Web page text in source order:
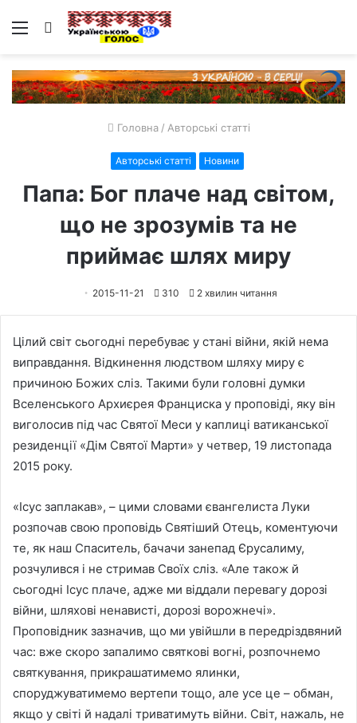
Меню Пошук
Головна / Авторські статті
Авторські статті Новини
Папа: Бог плаче над світом,
що не зрозумів та не
приймає шлях миру
2015-11-21 310 2 хвилин читання
Цілий світ сьогодні перебуває у стані війни, якій нема
виправдання. Відкинення людством шляху миру є
причиною Божих сліз. Такими були головні думки
Вселенського Архиєрея Франциска у проповіді, яку він
виголосив під час Святої Меси у каплиці ватиканської
резиденції «Дім Святої Марти» у четвер, 19 листопада
2015 року.
«Ісус заплакав», – цими словами євангелиста Луки
розпочав свою проповідь Святіший Отець, коментуючи
те, як наш Спаситель, бачачи занепад Єрусалиму,
розчулився і не стримав Своїх сліз. «Але також й
сьогодні Ісус плаче, адже ми віддали перевагу дорозі
війни, шляхові ненависті, дорозі ворожнечі».
Проповідник зазначив, що ми увійшли в передріздвяний
час: вже скоро запалимо святкові вогні, розпочнемо
святкування, прикрашатимемо ялинки,
споруджуватимемо вертепи тощо, але усе це – обман,
якщо у світі й надалі триватимуть війни. Світ, нажаль, не